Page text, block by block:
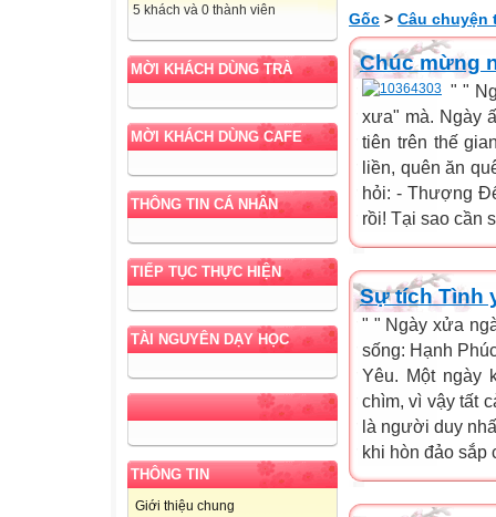
5 khách và 0 thành viên
MỜI KHÁCH DÙNG TRÀ
MỜI KHÁCH DÙNG CAFE
THÔNG TIN CÁ NHÂN
TIẾP TỤC THỰC HIỆN
TÀI NGUYÊN DẠY HỌC
THÔNG TIN
Giới thiệu chung
Gốc > Câu chuyện
Chúc mừng
" "
xưa" mà. Ngày
tiên trên thế
liền, quên ăn
hỏi: - Thượng
rồi! Tại sao cần
Sự tích Tình
" " Ngày xửa
sống: Hạnh
Yêu. Một ngày
chìm, vì vậy tất
là người duy
khi hòn đảo sắp